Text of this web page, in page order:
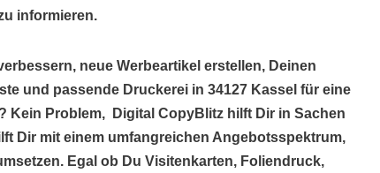
informieren.
neue Werbeartikel erstellen, Deinen
und passende Druckerei in 34127 Kassel für eine
Kein Problem, Digital CopyBlitz hilft Dir in Sachen
Dir mit einem umfangreichen Angebotsspektrum,
Egal ob Du Visitenkarten, Foliendruck,